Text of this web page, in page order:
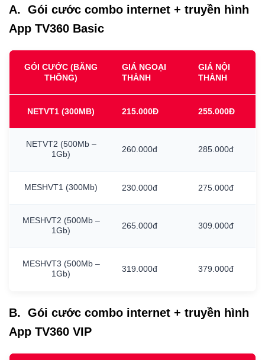
A. Gói cước combo internet + truyền hình
App TV360 Basic
GÓI CƯỚC (BĂNG
THÔNG)
GIÁ NGOẠI
THÀNH
GIÁ NỘI
THÀNH
NETVT1 (300MB) 215.000Đ 255.000Đ
NETVT2 (500Mb –
1Gb)
260.000đ 285.000đ
MESHVT1 (300Mb) 230.000đ 275.000đ
MESHVT2 (500Mb –
1Gb)
265.000đ 309.000đ
MESHVT3 (500Mb –
1Gb)
319.000đ 379.000đ
B. Gói cước combo internet + truyền hình
App TV360 VIP